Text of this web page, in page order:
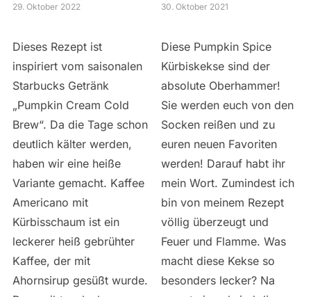
29. Oktober 2022
Dieses Rezept ist
inspiriert vom saisonalen
Starbucks Getränk
„Pumpkin Cream Cold
Brew“. Da die Tage schon
deutlich kälter werden,
haben wir eine heiße
Variante gemacht. Kaffee
Americano mit
Kürbisschaum ist ein
leckerer heiß gebrühter
Kaffee, der mit
Ahornsirup gesüßt wurde.
30. Oktober 2021
Diese Pumpkin Spice
Kürbiskekse sind der
absolute Oberhammer!
Sie werden euch von den
Socken reißen und zu
euren neuen Favoriten
werden! Darauf habt ihr
mein Wort. Zumindest ich
bin von meinem Rezept
völlig überzeugt und
Feuer und Flamme. Was
macht diese Kekse so
besonders lecker? Na